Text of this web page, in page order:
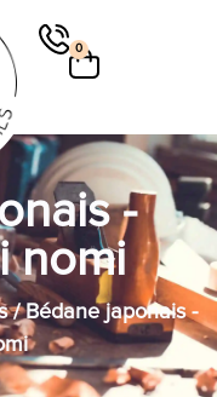
0
-
nomi
/ Bédane japonais -